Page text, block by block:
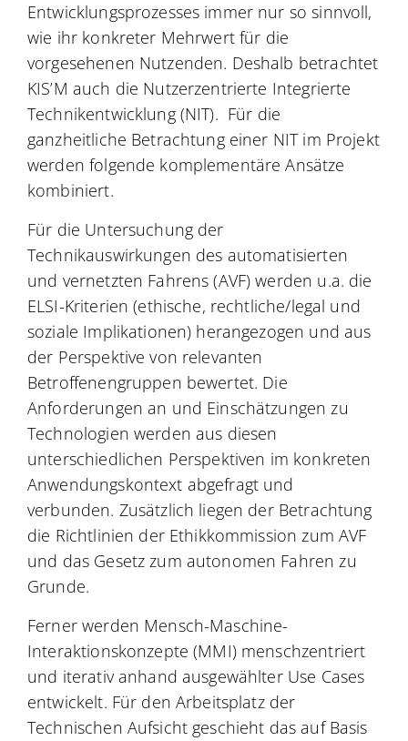
Entwicklungsprozesses immer nur so sinnvoll,
wie ihr konkreter Mehrwert für die
vorgesehenen Nutzenden. Deshalb betrachtet
KIS’M auch die Nutzerzentrierte Integrierte
Technikentwicklung (NIT). Für die
ganzheitliche Betrachtung einer NIT im Projekt
werden folgende komplementäre Ansätze
kombiniert.
Für die Untersuchung der
Technikauswirkungen des automatisierten
und vernetzten Fahrens (AVF) werden u.a. die
ELSI-Kriterien (ethische, rechtliche/legal und
soziale Implikationen) herangezogen und aus
der Perspektive von relevanten
Betroffenengruppen bewertet. Die
Anforderungen an und Einschätzungen zu
Technologien werden aus diesen
unterschiedlichen Perspektiven im konkreten
Anwendungskontext abgefragt und
verbunden. Zusätzlich liegen der Betrachtung
die Richtlinien der Ethikkommission zum AVF
und das Gesetz zum autonomen Fahren zu
Grunde.
Ferner werden Mensch-Maschine-
Interaktionskonzepte (MMI) menschzentriert
und iterativ anhand ausgewählter Use Cases
entwickelt. Für den Arbeitsplatz der
Technischen Aufsicht geschieht das auf Basis